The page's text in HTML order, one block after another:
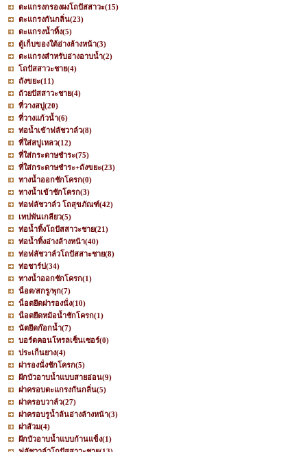
ตะแกรงกรองผงโถปัสสาวะ(15)
ตะแกรงกันกลิ่น(23)
ตะแกรงน้ำทิ้ง(5)
ตู้เก็บของใต้อ่างล้างหน้า(3)
ตะแกรงสำหรับอ่างอาบน้ำ(2)
โถปัสสาวะชาย(4)
ถังขยะ(11)
ถ้วยปัสสาวะชาย(4)
ที่วางสบู่(20)
ที่วางแก้วน้ำ(6)
ท่อน้ำเข้าฟลัชวาล์ว(8)
ที่ใส่สบู่เหลว(12)
ที่ใส่กระดาษชำระ(75)
ที่ใส่กระดาษชำระ+ถังขยะ(23)
ทางน้ำออกชักโครก(0)
ทางน้ำเข้าชักโครก(3)
ท่อฟลัชวาล์ว โถสุขภัณฑ์(42)
เทปพันเกลียว(5)
ท่อน้ำทิ้งโถปัสสาวะชาย(21)
ท่อน้ำทิ้งอ่างล้างหน้า(40)
ท่อฟลัชวาล์วโถปัสสาะชาย(8)
ท่อชาร์ป(34)
ทางน้ำออกชักโครก(1)
น็อต/สกรู/พุก(7)
น็อตยึดฝารองนั่ง(10)
น็อตยึดหม้อน้ำชักโครก(1)
นัตยึดก๊อกน้ำ(7)
บอร์ดคอนโทรลเซ็นเซอร์(0)
ประเก็นยาง(4)
ฝารองนั่งชักโครก(5)
ฝักบัวอาบน้ำแบบสายอ่อน(9)
ฝาครอบตะแกรงกันกลิ่น(5)
ฝาครอบวาล์ว(27)
ฝาครอบรูน้ำล้นอ่างล้างหน้า(3)
ฝาส้วม(4)
ฝักบัวอาบน้ำแบบก้านแข็ง(1)